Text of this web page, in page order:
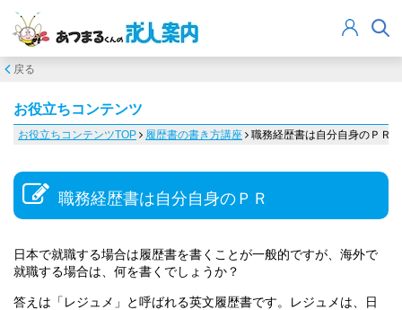
戻る
お役立ちコンテンツ
お役立ちコンテンツTOP 履歴書の書き方講座 職務経歴書は自分自身のＰＲ
職務経歴書は自分自身のＰＲ
日本で就職する場合は履歴書を書くことが一般的ですが、海外で
就職する場合は、何を書くでしょうか？
答えは「レジュメ」と呼ばれる英文履歴書です。レジュメは、日